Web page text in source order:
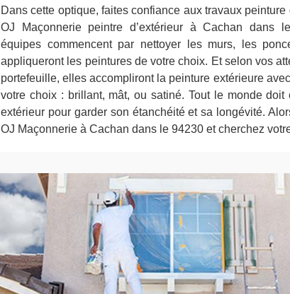
Dans cette optique, faites confiance aux travaux peinture
OJ Maçonnerie peintre d’extérieur à Cachan dans
équipes commencent par nettoyer les murs, les
appliqueront les peintures de votre choix. Et selon vos
portefeuille, elles accompliront la peinture extérieure
votre choix : brillant, mât, ou satiné. Tout le monde doit
extérieur pour garder son étanchéité et sa longévité.
OJ Maçonnerie à Cachan dans le 94230 et cherchez